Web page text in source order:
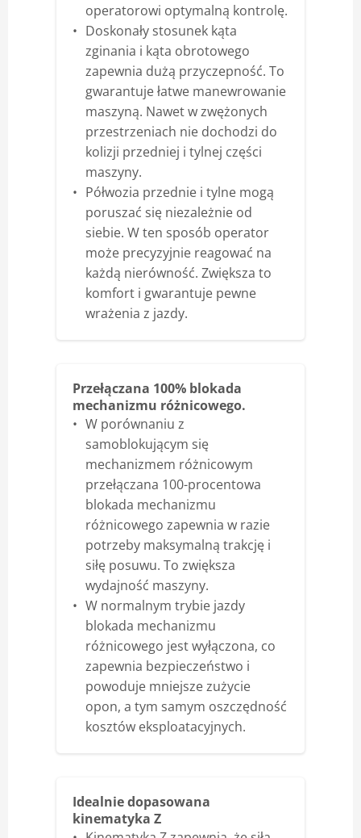
operatorowi optymalną kontrolę.
Doskonały stosunek kąta
zginania i kąta obrotowego
zapewnia dużą przyczepność. To
gwarantuje łatwe manewrowanie
maszyną. Nawet w zwężonych
przestrzeniach nie dochodzi do
kolizji przedniej i tylnej części
maszyny.
Półwozia przednie i tylne mogą
poruszać się niezależnie od
siebie. W ten sposób operator
może precyzyjnie reagować na
każdą nierówność. Zwiększa to
komfort i gwarantuje pewne
wrażenia z jazdy.
Przełączana 100% blokada
mechanizmu różnicowego.
W porównaniu z
samoblokującym się
mechanizmem różnicowym
przełączana 100-procentowa
blokada mechanizmu
różnicowego zapewnia w razie
potrzeby maksymalną trakcję i
siłę posuwu. To zwiększa
wydajność maszyny.
W normalnym trybie jazdy
blokada mechanizmu
różnicowego jest wyłączona, co
zapewnia bezpieczeństwo i
powoduje mniejsze zużycie
opon, a tym samym oszczędność
kosztów eksploatacyjnych.
Idealnie dopasowana
kinematyka Z